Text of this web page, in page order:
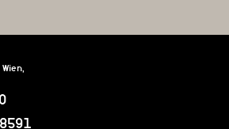
Wien,